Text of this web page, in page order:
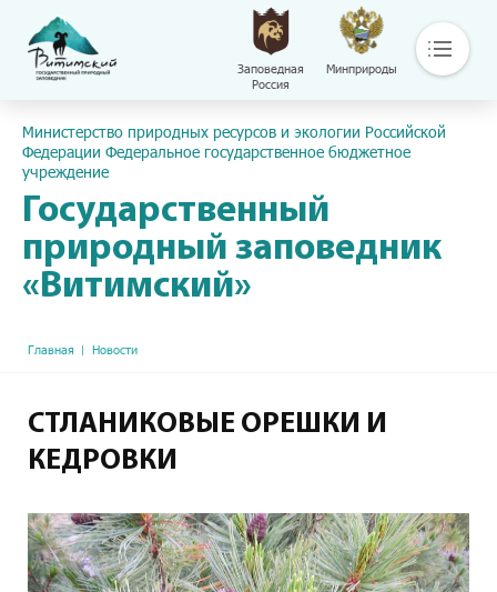
Заповедная
Россия
Минприроды
О нас
Контакты
Библиотека
Сохраняй
Министерство природных ресурсов и экологии Российской
Федерации Федеральное государственное бюджетное
учреждение
Государственный
природный заповедник
«Витимский»
Строка навигации
Главная Новости
СТЛАНИКОВЫЕ ОРЕШКИ И
КЕДРОВКИ